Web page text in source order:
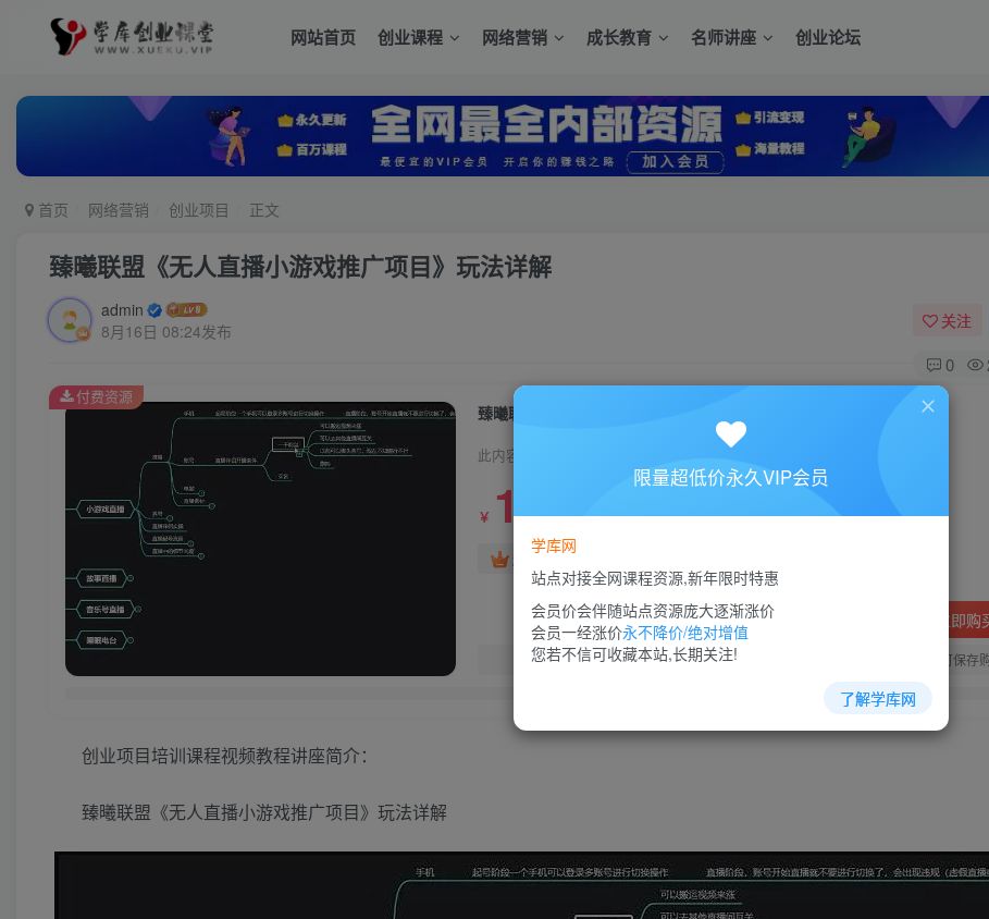
网站首页 创业课程 网络营销 成长教育 名师讲座 创业论坛
首页 网络营销 创业项目 正文
臻曦联盟《无人直播小游戏推广项目》玩法详解
admin
8月16日 08:24发布
关注
0
臻曦联盟《无人直播小游戏推广项目》玩法详解
此内容为付费资源，请付费后查看
￥ 10￥88
超级会员免费
立即购
您当前未登录！建议登陆后购买，可保存
付费资源
创业项目培训课程视频教程讲座简介：
臻曦联盟《无人直播小游戏推广项目》玩法详解
限量超低价永久VIP会员
学库网
站点对接全网课程资源,新年限时特惠
会员价会伴随站点资源庞大逐渐涨价
会员一经涨价永不降价/绝对增值
您若不信可收藏本站,长期关注!
了解学库网